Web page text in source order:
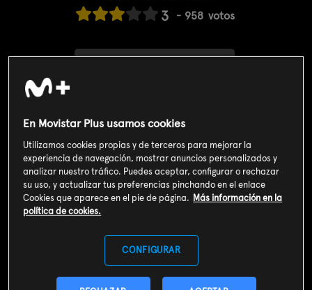
3 958 votos
Incluido en elPlan Libre:
Cine y Series
4,99€
Sinopsis
Pol y su padre Alfonso se mudan a casa de Gloria. También
Pol está contento y anima a Calduch, que anda medio
deprimida. En la facultad, Bolaño le mete caña a Pol para que
En Movistar Plus usamos cookies
Utilizamos cookies propias y de terceros para mejorar la
experiencia de navegación, mostrar anuncios personalizados y
analizar nuestro tráfico. Puedes aceptar, configurar o rechazar
su uso, y actualizar tus preferencias pinchando en el enlace
Cookies que aparece en el pie de página. Más información en la
política de cookies.
CONFIGURAR